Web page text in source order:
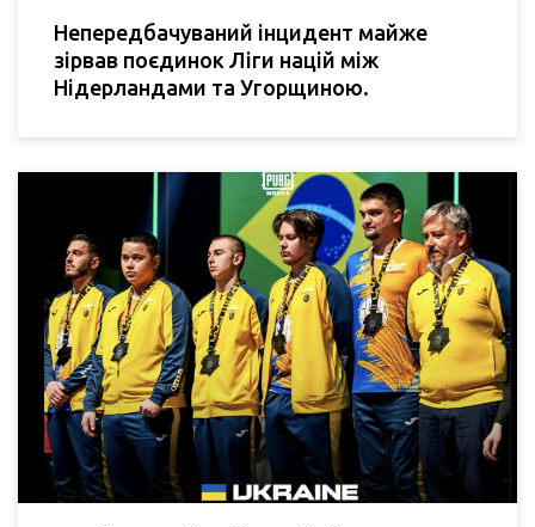
Непередбачуваний інцидент майже
зірвав поєдинок Ліги націй між
Нідерландами та Угорщиною.